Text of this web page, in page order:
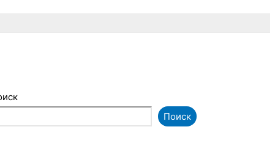
Поиск